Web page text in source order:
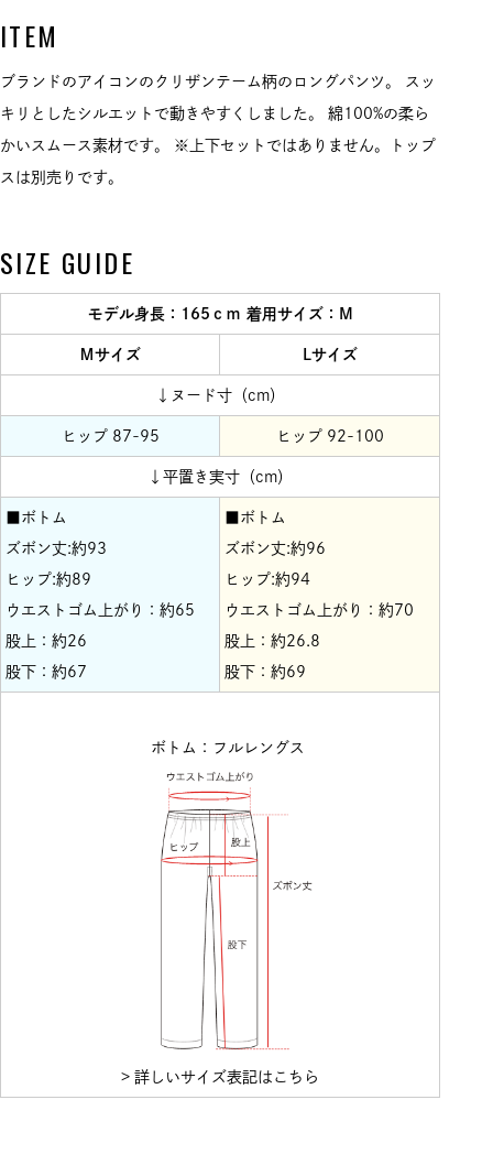
ITEM
ブランドのアイコンのクリザンテーム柄のロングパンツ。 スッ
キリとしたシルエットで動きやすくしました。 綿100%の柔ら
かいスムース素材です。 ※上下セットではありません。トップ
スは別売りです。
SIZE GUIDE
モデル身長：165ｃｍ 着用サイズ：M
Ｍサイズ Lサイズ
↓ヌード寸（cm）
ヒップ 87-95 ヒップ 92-100
↓平置き実寸（cm）
■ボトム
ズボン丈:約93
ヒップ:約89
ウエストゴム上がり：約65
股上：約26
股下：約67
■ボトム
ズボン丈:約96
ヒップ:約94
ウエストゴム上がり：約70
股上：約26.8
股下：約69
ボトム：フルレングス
> 詳しいサイズ表記はこちら